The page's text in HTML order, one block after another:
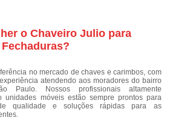
o Chaveiro Julio para
no mercado de chaves e carimbos, com
atendendo aos moradores do bairro
Paulo. Nossos profissionais altamente
unidades móveis estão sempre prontos para
qualidade e soluções rápidas para as